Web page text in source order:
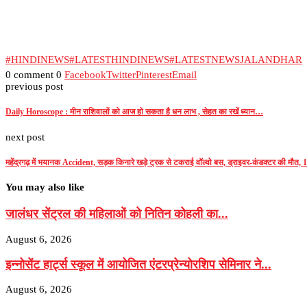
#HINDINEWS#LATESTHINDINEWS#LATESTNEWSJALANDHAR
0 comment 0 FacebookTwitterPinterestEmail
previous post
Daily Horoscope : मीन राशिवालों को आज हो सकता है धन लाभ , सेहत का रखें ध्यान…
next post
महेंद्रगढ़ में भयानक Accident, सड़क किनारे खड़े ट्रक से टकराई वॉल्वो बस, ड्राइवर-कंडक्टर की मौत,
You may also like
जालंधर सेंट्रल की महिलाओं को नितिन कोहली का...
August 6, 2026
इन्नोसेंट हार्ट्स स्कूल में आयोजित एंटरप्रेन्योरशिप सेमिनार ने...
August 6, 2026